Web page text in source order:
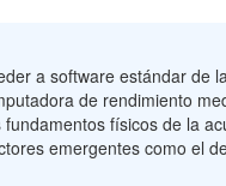
a software estándar de
de rendimiento
físicos de la
emergentes como el